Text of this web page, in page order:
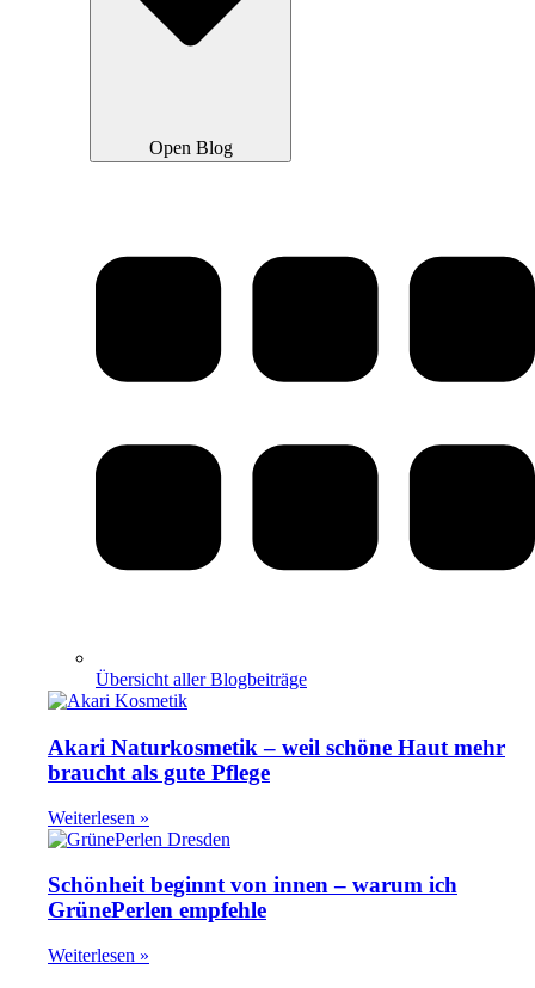
Open Blog
Übersicht aller Blogbeiträge
Akari Naturkosmetik – weil schöne Haut mehr
braucht als gute Pflege
Weiterlesen »
Schönheit beginnt von innen – warum ich
GrünePerlen empfehle
Weiterlesen »